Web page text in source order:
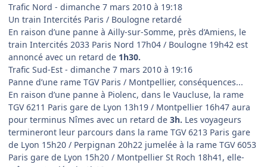
Trafic Nord - dimanche 7 mars 2010 à 19:18
Un train Intercités Paris / Boulogne retardé
En raison d’une panne à Ailly-sur-Somme, près d’Amiens, le
train Intercités 2033 Paris Nord 17h04 / Boulogne 19h42 est
annoncé avec un retard de 1h30.
Trafic Sud-Est - dimanche 7 mars 2010 à 19:16
Panne d’une rame TGV Paris / Montpellier, conséquences...
En raison d’une panne à Piolenc, dans le Vaucluse, la rame
TGV 6211 Paris gare de Lyon 13h19 / Montpellier 16h47 aura
pour terminus Nîmes avec un retard de 3h. Les voyageurs
termineront leur parcours dans la rame TGV 6213 Paris gare
de Lyon 15h20 / Perpignan 20h22 jumelée à la rame TGV 6053
Paris gare de Lyon 15h20 / Montpellier St Roch 18h41, elle-